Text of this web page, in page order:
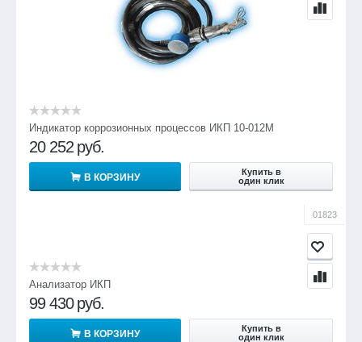
Индикатор коррозионных процессов ИКП 10-012М
20 252 руб.
В КОРЗИНУ
Купить в
один клик
01823
Анализатор ИКП
99 430 руб.
В КОРЗИНУ
Купить в
один клик